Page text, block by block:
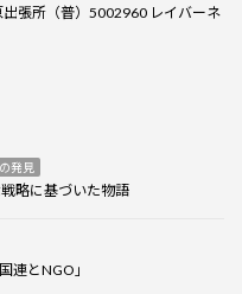
張所（普）5002960 レイバーネ
発見
略に基づいた物語
連とNGO」